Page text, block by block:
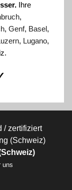
Ihre
,
, Genf, Basel,
, Lugano,
uns